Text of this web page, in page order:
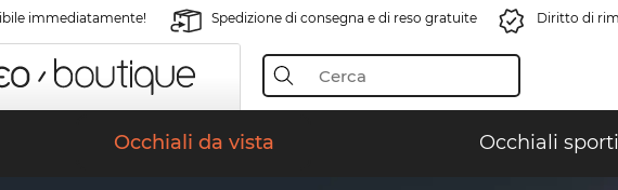
immediatamente! Spedizione di consegna e di reso gratuite Diritto di
Occhiali da vista Occhiali